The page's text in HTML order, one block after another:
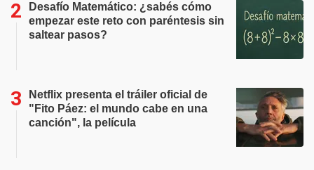
Desafío Matemático: ¿sabés cómo
empezar este reto con paréntesis sin
saltear pasos?
Netflix presenta el tráiler oficial de
"Fito Páez: el mundo cabe en una
canción", la película